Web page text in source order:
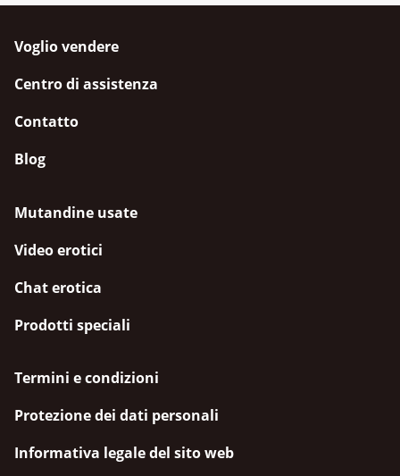
Voglio vendere
Centro di assistenza
Contatto
Blog
Mutandine usate
Video erotici
Chat erotica
Prodotti speciali
Termini e condizioni
Protezione dei dati personali
Informativa legale del sito web